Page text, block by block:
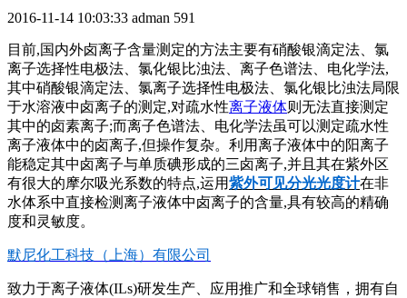
2016-11-14 10:03:33 adman 591
目前,国内外卤离子含量测定的方法主要有硝酸银滴定法、氯
离子选择性电极法、氯化银比浊法、离子色谱法、电化学法,
其中硝酸银滴定法、氯离子选择性电极法、氯化银比浊法局限
于水溶液中卤离子的测定,对疏水性离子液体则无法直接测定
其中的卤素离子;而离子色谱法、电化学法虽可以测定疏水性
离子液体中的卤离子,但操作复杂。利用离子液体中的阳离子
能稳定其中卤离子与单质碘形成的三卤离子,并且其在紫外区
有很大的摩尔吸光系数的特点,运用紫外可见分光光度计在非
水体系中直接检测离子液体中卤离子的含量,具有较高的精确
度和灵敏度。
默尼化工科技（上海）有限公司
致力于离子液体(ILs)研发生产、应用推广和全球销售，拥有自